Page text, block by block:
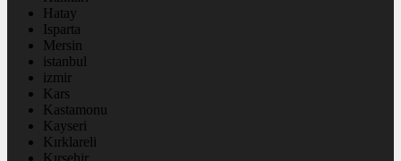
Hatay
Isparta
Mersin
istanbul
izmir
Kars
Kastamonu
Kayseri
Kırklareli
Kırşehir